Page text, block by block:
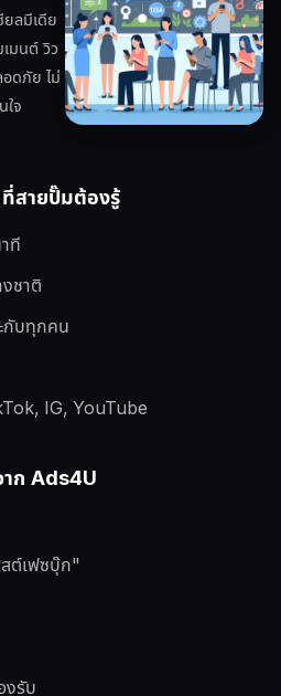
ยลมีเดีย
มนต์ วิว
ดภัย ไม่
ใจ
สายปั๊มต้องรู้
ที
ชาติ
กับทุกคน
IG, YouTube
าก Ads4U
ต์เฟซบุ๊ก"
งรับ